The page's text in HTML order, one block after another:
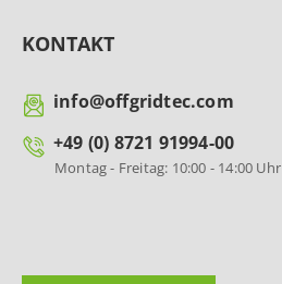
KONTAKT
info@offgridtec.com
+49 (0) 8721 91994-00
Montag - Freitag: 10:00 - 14:00 Uhr